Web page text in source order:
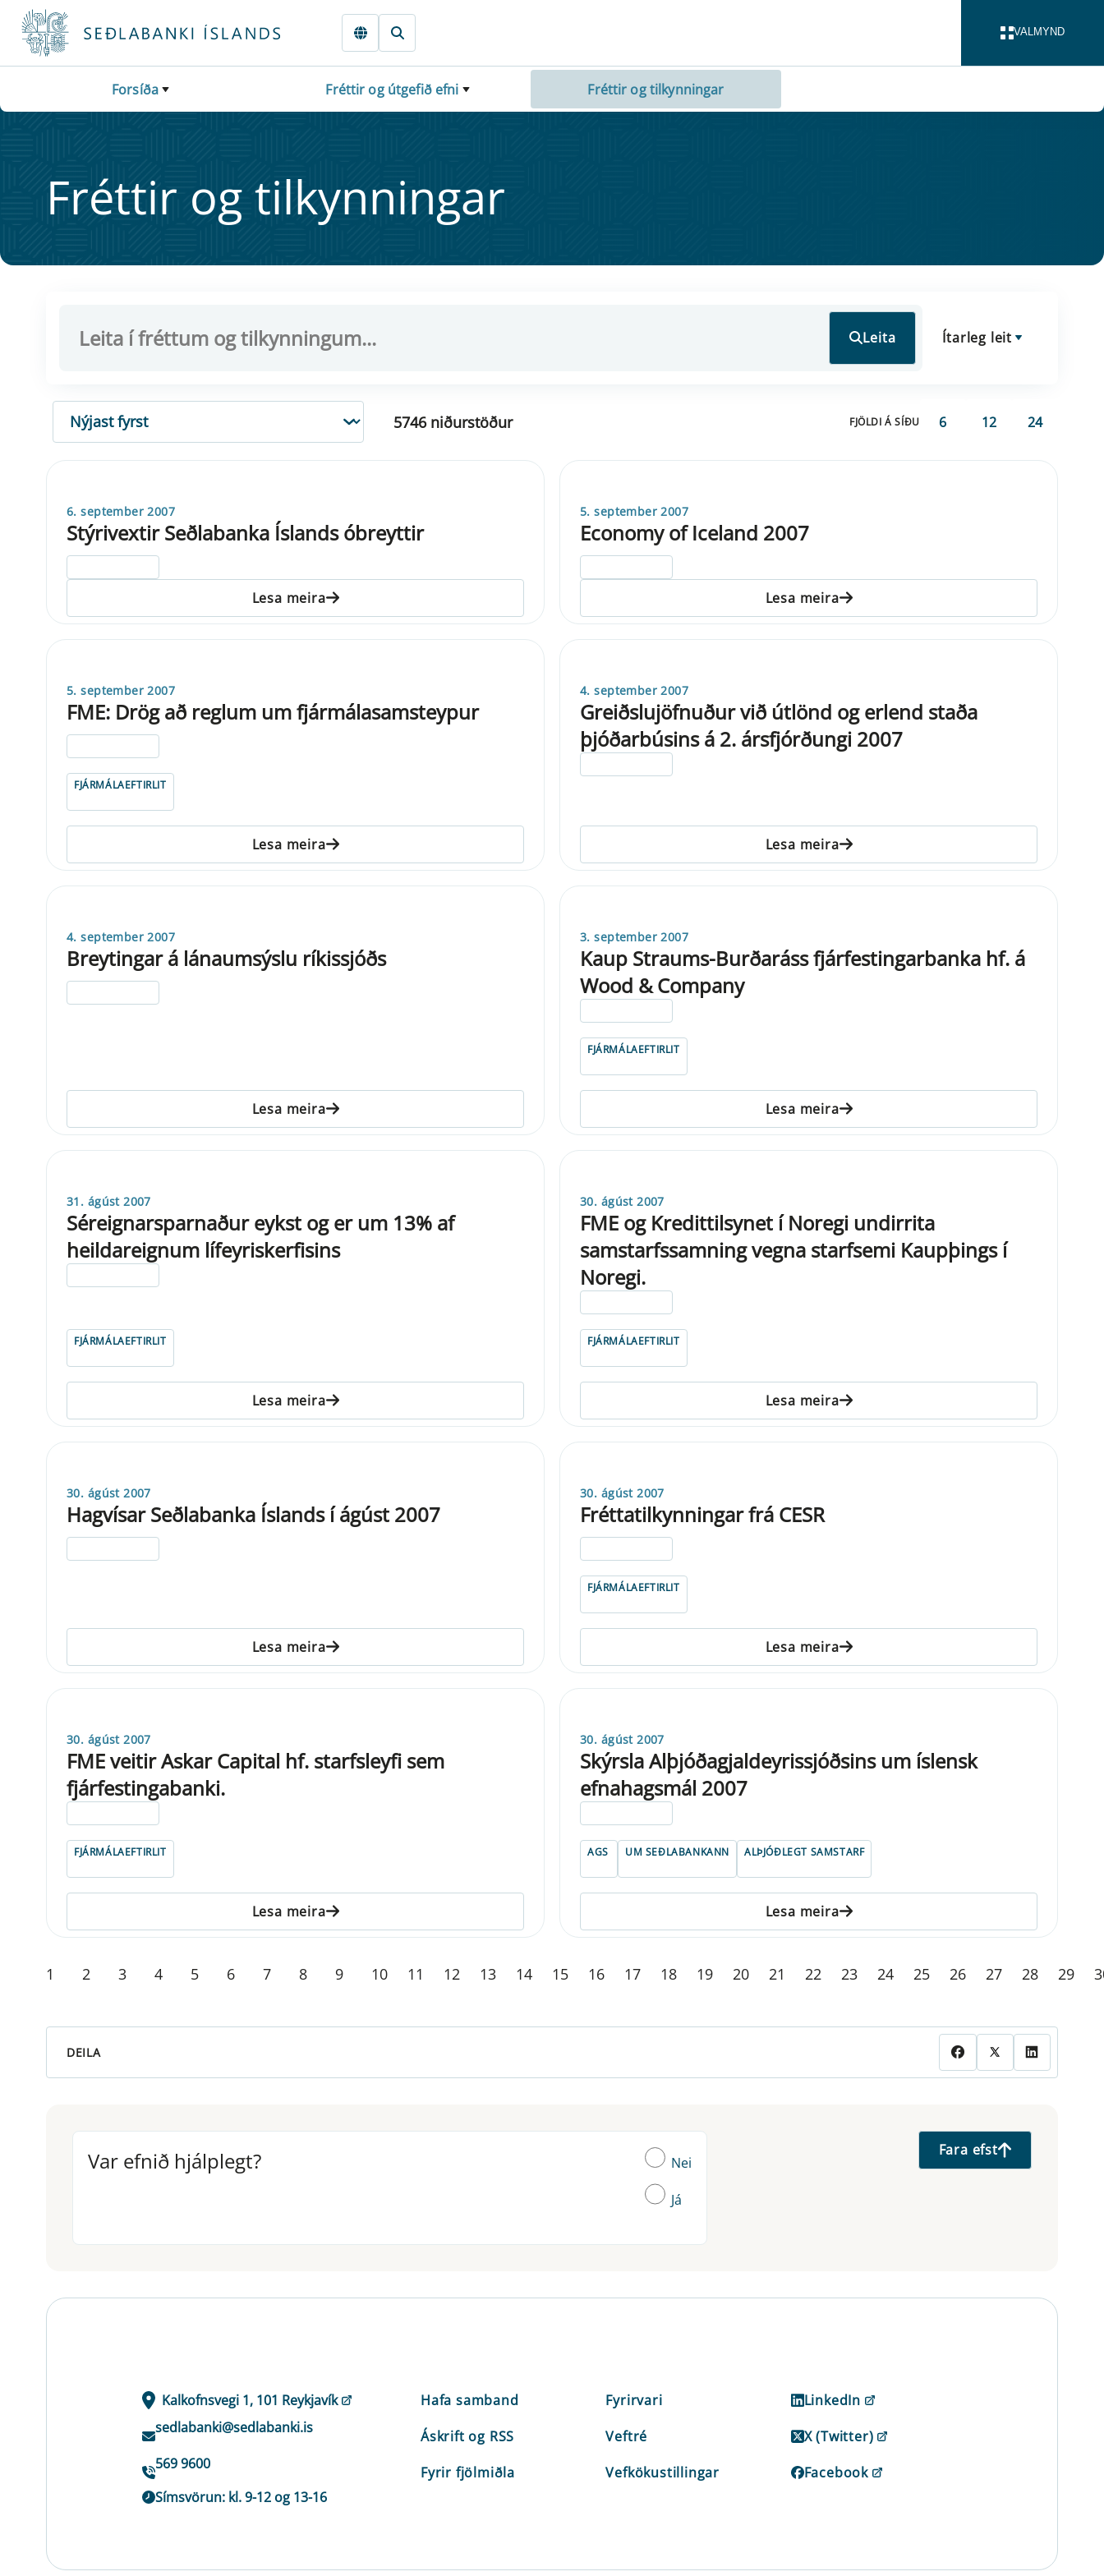
Fara beint í Meginmál
VALMYND
Forsíða Fréttir og útgefið efni Fréttir og tilkynningar
Frétt­ir og til­kynn­ing­ar
Leita Ítarleg leit
RÖÐUN
5746 niðurstöður FJÖLDI Á SÍÐU 6 12 24
6. september 2007
Stýrivextir Seðlabanka Íslands óbreyttir
Lesa meira
5. september 2007
Economy of Iceland 2007
Lesa meira
5. september 2007
FME: Drög að reglum um fjármálasamsteypur
FJÁRMÁLAEFTIRLIT
Lesa meira
4. september 2007
Greiðslujöfnuður við útlönd og erlend staða
þjóðarbúsins á 2. ársfjórðungi 2007
Lesa meira
4. september 2007
Breytingar á lánaumsýslu ríkissjóðs
Lesa meira
3. september 2007
Kaup Straums-Burðaráss fjárfestingarbanka hf. á
Wood & Company
FJÁRMÁLAEFTIRLIT
Lesa meira
31. ágúst 2007
Séreignarsparnaður eykst og er um 13% af
heildareignum lífeyriskerfisins
FJÁRMÁLAEFTIRLIT
Lesa meira
30. ágúst 2007
FME og Kredittilsynet í Noregi undirrita
samstarfssamning vegna starfsemi Kaupþings í
Noregi.
FJÁRMÁLAEFTIRLIT
Lesa meira
30. ágúst 2007
Hagvísar Seðlabanka Íslands í ágúst 2007
Lesa meira
30. ágúst 2007
Fréttatilkynningar frá CESR
FJÁRMÁLAEFTIRLIT
Lesa meira
30. ágúst 2007
FME veitir Askar Capital hf. starfsleyfi sem
fjárfestingabanki.
FJÁRMÁLAEFTIRLIT
Lesa meira
30. ágúst 2007
Skýrsla Alþjóðagjaldeyrissjóðsins um íslensk
efnahagsmál 2007
AGS UM SEÐLABANKANN ALÞJÓÐLEGT SAMSTARF
Lesa meira
1 2 3 4 5 6 7 8 9 10 11 12 13 14 15 16 17 18 19 20 21 22 23 24 25 26 27 28 29
DEILA
Var efnið hjálplegt?
Var efnið hjálplegt? Nei
Já
Fara efst
Kalkofnsvegi 1, 101 Reykjavík
sedlabanki@sedlabanki.is
569 9600
Símsvörun: kl. 9-12 og 13-16
Hafa samband
Áskrift og RSS
Fyrir fjölmiðla
Fyrirvari
Veftré
Vefkökustillingar
LinkedIn
X (Twitter)
Facebook